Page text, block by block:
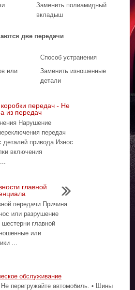
Заменить полиамидный
вкладыш
две передачи
Способ устранения
или
Заменить изношенные
детали
передач - Не
из передач
Нарушение
передач
привода Износ
включения
главной
передачи Причина
или разрушение
главной
или
...
обслуживание
перегружайте автомобиль. • Шины